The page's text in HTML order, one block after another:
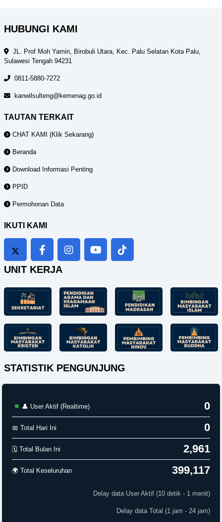
HUBUNGI KAMI
JL. Prof Moh Yamin, Birobuli Utara, Kec. Palu Selatan Kota Palu,
Sulawesi Tengah 94231
0811-5880-7272
kanwilsulteng@kemenag.go.id
TAUTAN TERKAIT
CHAT KAMI (Klik Sekarang)
Beranda
Download Informasi Penting
PPID
Permohonan Data
IKUTI KAMI
UNIT KERJA
STATISTIK PENGUNJUNG
👤 User Aktif (Realtime) 0
📅 Total Hari Ini 0
🗓️ Total Bulan Ini 2,961
🌍 Total Keseluruhan 399,117
Delay data User Aktif (10 detik - 1 menit)
Delay data Total (1 jam - 24 jam)